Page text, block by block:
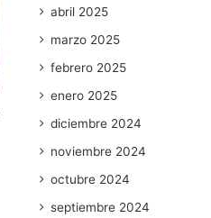
abril 2025
marzo 2025
febrero 2025
enero 2025
diciembre 2024
noviembre 2024
octubre 2024
septiembre 2024